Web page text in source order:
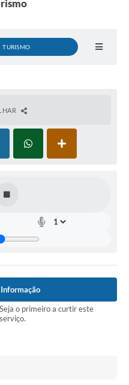
TURISMO
Seja o primeiro a curtir este
serviço.